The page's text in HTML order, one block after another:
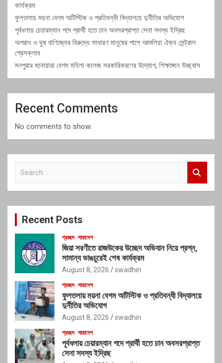
কার্যক্রম
ফুলতলায় ময়না বেগম অটিস্টিক ও প্রতিবন্ধী বিদ্যালয়ে দুর্নীতির অভিযোগ
পূর্বধলায় চেয়ারম্যান পদে প্রার্থী হতে চান অবসরপ্রাপ্ত সেনা সদস্য ইদ্রিছ
অপরাধ ও ঘুষ বাণিজ্যের বিরুদ্ধে সাধারণ মানুষের পাশে আশুলিয়া ঐক্য সেন্ট্রাল
প্রেসক্লাব
মনপুরার মনোয়ারা বেগম মহিলা কলেজ সরকারিকরণের উদ্যোগ, শিক্ষাঙ্গনে উচ্ছ্বাস
Recent Comments
No comments to show.
c
Recent Posts
প্রচ্ছদ সারাদেশ
জিয়া সরণীতে রাজউকের উচ্ছেদ অভিযান নিয়ে প্রশ্ন,
সামান্য ভাঙচুরেই শেষ কার্যক্রম
August 8, 2026 swadhin
প্রচ্ছদ সারাদেশ
ফুলতলায় ময়না বেগম অটিস্টিক ও প্রতিবন্ধী বিদ্যালয়ে
দুর্নীতির অভিযোগ
August 8, 2026 swadhin
প্রচ্ছদ সারাদেশ
পূর্বধলায় চেয়ারম্যান পদে প্রার্থী হতে চান অবসরপ্রাপ্ত
সেনা সদস্য ইদ্রিছ